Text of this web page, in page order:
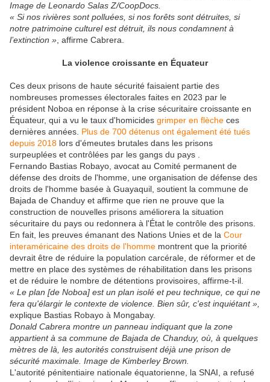
Image de Leonardo Salas Z/CoopDocs.
« Si nos rivières sont polluées, si nos forêts sont détruites, si
notre patrimoine culturel est détruit, ils nous condamnent à
l’extinction » , affirme Cabrera.
La violence croissante en Équateur
Ces deux prisons de haute sécurité faisaient partie des
nombreuses promesses électorales faites en 2023 par le
président Noboa en réponse à la crise sécuritaire croissante en
Équateur, qui a vu le taux d'homicides grimper en flèche ces
dernières années. Plus de 700 détenus ont également été tués
depuis 2018 lors d'émeutes brutales dans les prisons
surpeuplées et contrôlées par les gangs du pays .
Fernando Bastias Robayo, avocat au Comité permanent de
défense des droits de l'homme, une organisation de défense des
droits de l'homme basée à Guayaquil, soutient la commune de
Bajada de Chanduy et affirme que rien ne prouve que la
construction de nouvelles prisons améliorera la situation
sécuritaire du pays ou redonnera à l'État le contrôle des prisons.
En fait, les preuves émanant des Nations Unies et de la Cour
interaméricaine des droits de l'homme montrent que la priorité
devrait être de réduire la population carcérale, de réformer et de
mettre en place des systèmes de réhabilitation dans les prisons
et de réduire le nombre de détentions provisoires, affirme-t-il.
« Le plan [de Noboa] est un plan isolé et peu technique, ce qui ne
fera qu'élargir le contexte de violence. Bien sûr, c'est inquiétant »,
explique Bastias Robayo à Mongabay.
Donald Cabrera montre un panneau indiquant que la zone
appartient à sa commune de Bajada de Chanduy, où, à quelques
mètres de là, les autorités construisent déjà une prison de
sécurité maximale. Image de Kimberley Brown.
L'autorité pénitentiaire nationale équatorienne, la SNAI, a refusé